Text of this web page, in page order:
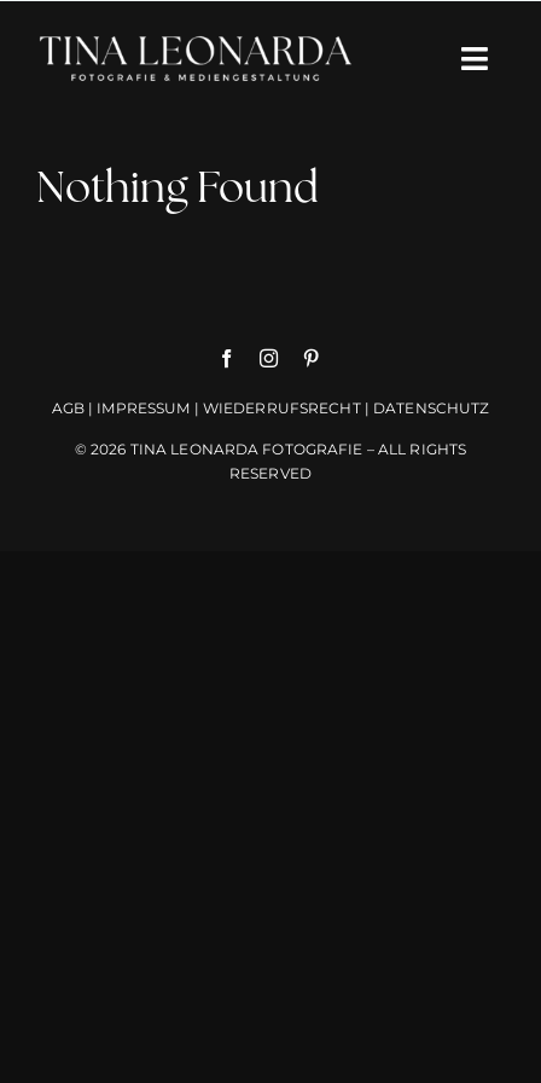
Inhalt
springen
Schreib mir
Nothing Found
© 2026 TINA LEONARDA FOTOGRAFIE – ALL RIGHTS
RESERVED
AGB | IMPRESSUM | WIEDERRUFSRECHT | DATENSCHUTZ